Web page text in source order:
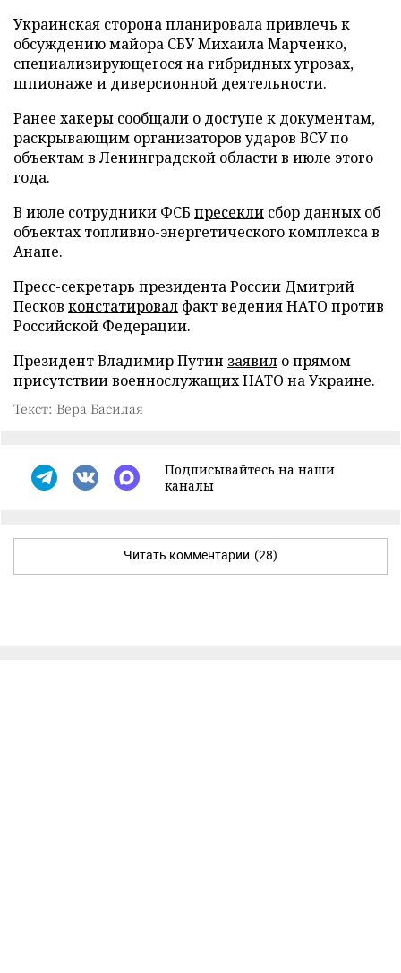
Украинская сторона планировала привлечь к
обсуждению майора СБУ Михаила Марченко,
специализирующегося на гибридных угрозах,
шпионаже и диверсионной деятельности.
Ранее хакеры сообщали о доступе к документам,
раскрывающим организаторов ударов ВСУ по
объектам в Ленинградской области в июле этого
года.
В июле сотрудники ФСБ пресекли сбор данных об
объектах топливно-энергетического комплекса в
Анапе.
Пресс-секретарь президента России Дмитрий
Песков констатировал факт ведения НАТО против
Российской Федерации.
Президент Владимир Путин заявил о прямом
присутствии военнослужащих НАТО на Украине.
Текст: Вера Басилая
Подписывайтесь на наши
каналы
Читать комментарии (28)